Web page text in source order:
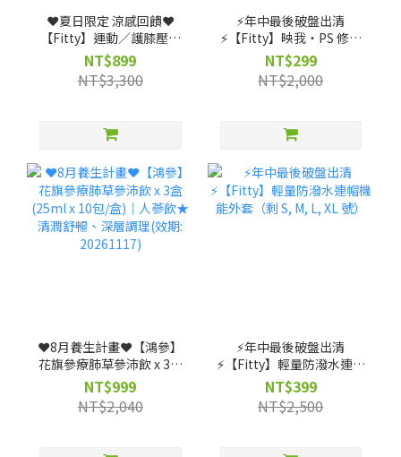
❤️夏日限定 涼感回饋❤️
【Fitty】運動／護膝壓力
褲－旗艦拼彩（剩 XL, 2XL
號）
NT$899
NT$3,300
⚡️年中最後破盤出清
⚡️【Fitty】映我・PS 修身
運動長褲（稜鏡藍／電光
紫）（剩 L, XL 號）
NT$299
NT$2,000
❤️8月養生計畫❤️【鴻參】
花旗參療肺草參沛飲 x 3盒
(25ml x 10包/盒)｜人蔘飲
★清潤舒暢、深層調理(效
期: 20261117)
NT$999
NT$2,040
⚡️年中最後破盤出清
⚡️【Fitty】輕量防潑水連帽
機能外套（剩 S, M, L, XL
號）
NT$399
NT$2,500